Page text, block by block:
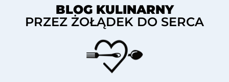
BLOG KULINARNY
PRZEZ ŻOŁĄDEK DO SERCA